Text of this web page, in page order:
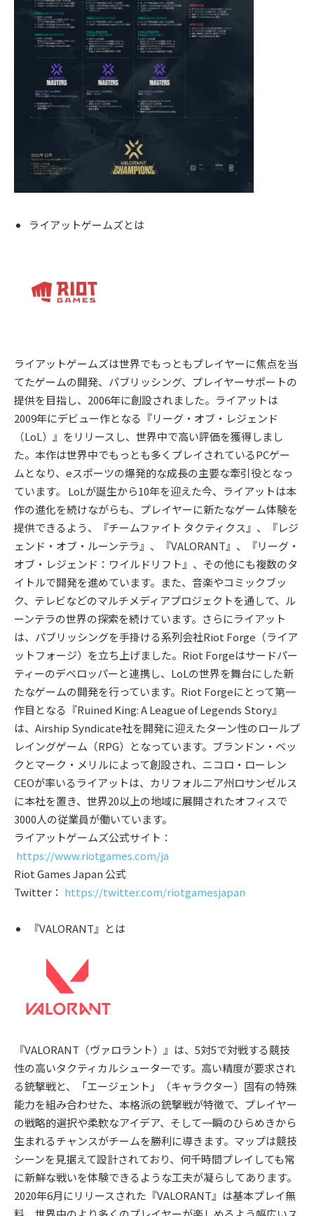
ライアットゲームズとは
ライアットゲームズは世界でもっともプレイヤーに焦点を当
てたゲームの開発、パブリッシング、プレイヤーサポートの
提供を目指し、2006年に創設されました。ライアットは
2009年にデビュー作となる『リーグ・オブ・レジェンド
（LoL）』をリリースし、世界中で高い評価を獲得しまし
た。本作は世界中でもっとも多くプレイされているPCゲー
ムとなり、eスポーツの爆発的な成長の主要な牽引役となっ
ています。 LoLが誕生から10年を迎えた今、ライアットは本
作の進化を続けながらも、プレイヤーに新たなゲーム体験を
提供できるよう、『チームファイト タクティクス』、『レジ
ェンド・オブ・ルーンテラ』、『VALORANT』、『リーグ・
オブ・レジェンド：ワイルドリフト』、その他にも複数のタ
イトルで開発を進めています。また、音楽やコミックブッ
ク、テレビなどのマルチメディアプロジェクトを通して、ル
ーンテラの世界の探索を続けています。さらにライアット
は、パブリッシングを手掛ける系列会社Riot Forge（ライア
ットフォージ）を立ち上げました。Riot Forgeはサードパー
ティーのデベロッパーと連携し、LoLの世界を舞台にした新
たなゲームの開発を行っています。Riot Forgeにとって第一
作目となる『Ruined King: A League of Legends Story』
は、Airship Syndicate社を開発に迎えたターン性のロールプ
レイングゲーム（RPG）となっています。ブランドン・ベッ
クとマーク・メリルによって創設され、ニコロ・ローレン
CEOが率いるライアットは、カリフォルニア州ロサンゼルス
に本社を置き、世界20以上の地域に展開されたオフィスで
3000人の従業員が働いています。
ライアットゲームズ公式サイト：
https://www.riotgames.com/ja
Riot Games Japan 公式
Twitter： https://twitter.com/riotgamesjapan
『VALORANT』とは
『VALORANT（ヴァロラント）』は、5対5で対戦する競技
性の高いタクティカルシューターです。高い精度が要求され
る銃撃戦と、「エージェント」（キャラクター）固有の特殊
能力を組み合わせた、本格派の銃撃戦が特徴で、プレイヤー
の戦略的選択や柔軟なアイデア、そして一瞬のひらめきから
生まれるチャンスがチームを勝利に導きます。マップは競技
シーンを見据えて設計されており、何千時間プレイしても常
に新鮮な戦いを体験できるような工夫が凝らしてあります。
2020年6月にリリースされた『VALORANT』は基本プレイ無